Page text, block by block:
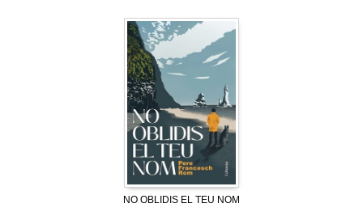
NO OBLIDIS EL TEU NOM